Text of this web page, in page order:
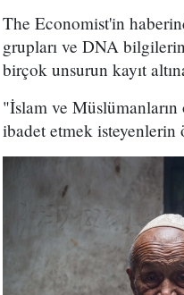
The Economist'in
grupları ve DNA
birçok unsurun kayıt
"İslam ve Müslümanların
ibadet etmek